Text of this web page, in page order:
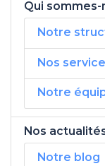
Qui sommes-
Notre
Nos
Notre
Nos
Notre blog